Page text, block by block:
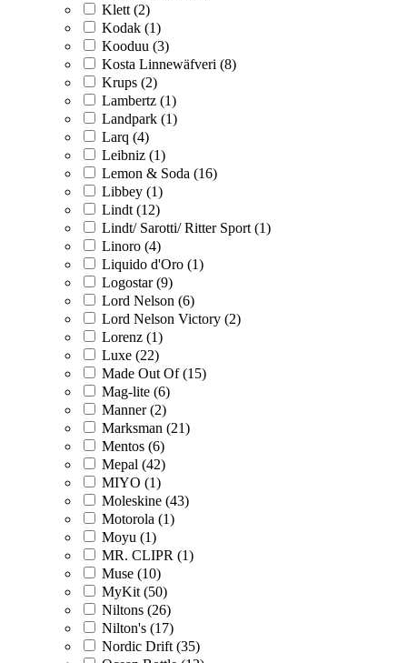
Klett (2)
Kodak (1)
Kooduu (3)
Kosta Linnewäfveri (8)
Krups (2)
Lambertz (1)
Landpark (1)
Larq (4)
Leibniz (1)
Lemon & Soda (16)
Libbey (1)
Lindt (12)
Lindt/ Sarotti/ Ritter Sport (1)
Linoro (4)
Liquido d'Oro (1)
Logostar (9)
Lord Nelson (6)
Lord Nelson Victory (2)
Lorenz (1)
Luxe (22)
Made Out Of (15)
Mag-lite (6)
Manner (2)
Marksman (21)
Mentos (6)
Mepal (42)
MIYO (1)
Moleskine (43)
Motorola (1)
Moyu (1)
MR. CLIPR (1)
Muse (10)
MyKit (50)
Niltons (26)
Nilton's (17)
Nordic Drift (35)